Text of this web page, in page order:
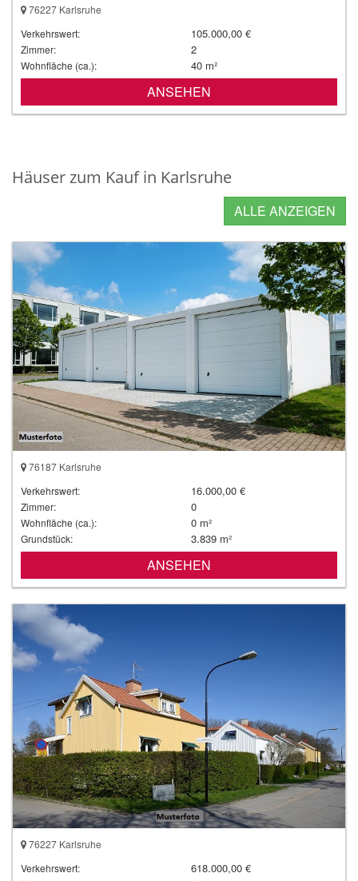
76227 Karlsruhe
Verkehrswert:
105.000,00 €
Zimmer: 2
Wohnfläche (ca.): 40 m²
ANSEHEN
Häuser zum Kauf in Karlsruhe
ALLE ANZEIGEN
76187 Karlsruhe
Verkehrswert:
16.000,00 €
Zimmer: 0
Wohnfläche (ca.): 0 m²
Grundstück: 3.839 m²
ANSEHEN
76227 Karlsruhe
Verkehrswert:
618.000,00 €